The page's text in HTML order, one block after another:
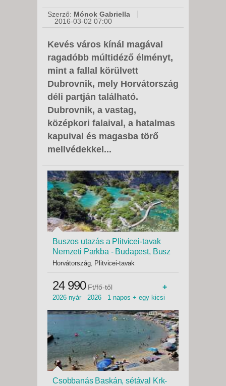
Szerző: Mónok Gabriella
2016-03-02 07:00
Kevés város kínál magával
ragadóbb múltidéző élményt,
mint a fallal körülvett
Dubrovnik, mely Horvátország
déli partján található.
Dubrovnik, a vastag,
középkori falaival, a hatalmas
kapuival és magasba törő
mellvédekkel...
Buszos utazás a Plitvicei-tavak
Nemzeti Parkba - Budapest, Busz
Horvátország, Plitvicei-tavak
24 990 Ft/fő-től +
2026 nyár 2026 1 napos + egy kicsi
Csobbanás Baskán, sétával Krk-